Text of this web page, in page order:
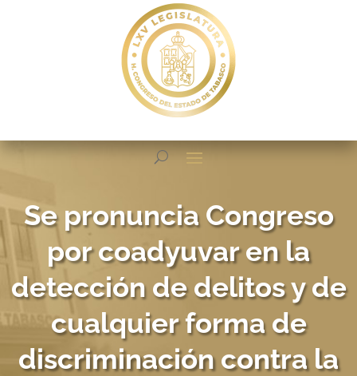
Se pronuncia Congreso
por coadyuvar en la
detección de delitos y de
cualquier forma de
discriminación contra la